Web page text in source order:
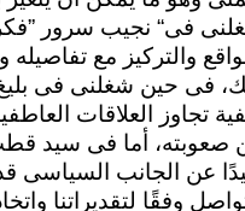
فى“ نجيب سرور ”
والتركيز مع تفاصيله
فى حين شغلنى فى
تجاوز العلاقات
صعوبته، أما فى سيد
عن الجانب السياسى
وفقًا لتقديراتنا